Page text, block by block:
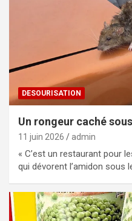
DESOURISATION
Un rongeur caché
11 juin 2026 admin
« C’est un restaurant pour
qui dévorent l’amidon sous